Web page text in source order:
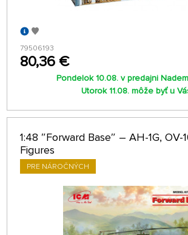
79506193
80,36 €
Pondelok 10.08. v predajni
Utorok 11.08. môže byť u
1:48 ″Forward Base″ – AH-1G, OV-
Figures
PRE NÁROČNÝCH